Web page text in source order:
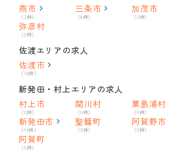
燕市
（2件）
三条市
（6件）
加茂市
（0件）
弥彦村
（0件）
佐渡エリアの求人
佐渡市
（18件）
新発田・村上エリアの求人
村上市
（0件）
関川村
（0件）
粟島浦村
（0件）
新発田市
（14件）
聖籠町
（0件）
阿賀野市
（0件）
阿賀町
（0件）